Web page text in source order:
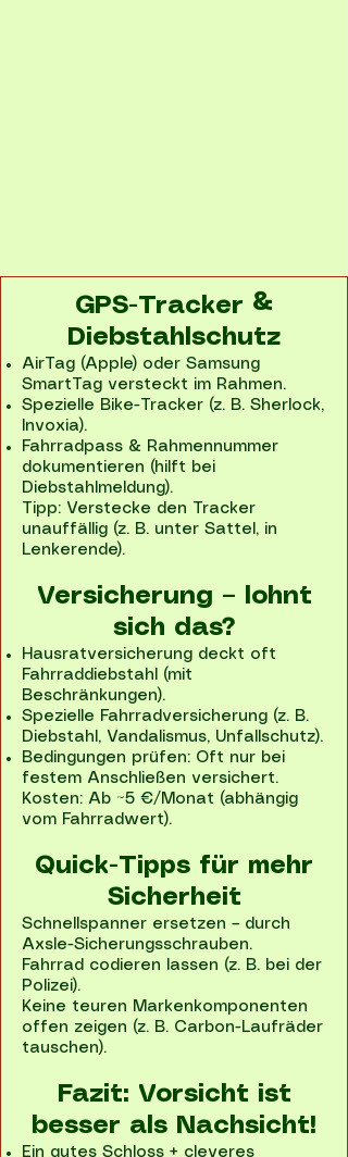
GPS-Tracker &
Diebstahlschutz
AirTag (Apple) oder Samsung
SmartTag versteckt im Rahmen.
Spezielle Bike-Tracker (z. B. Sherlock,
Invoxia).
Fahrradpass & Rahmennummer
dokumentieren (hilft bei
Diebstahlmeldung).
Tipp: Verstecke den Tracker
unauffällig (z. B. unter Sattel, in
Lenkerende).
Versicherung – lohnt
sich das?
Hausratversicherung deckt oft
Fahrraddiebstahl (mit
Beschränkungen).
Spezielle Fahrradversicherung (z. B.
Diebstahl, Vandalismus, Unfallschutz).
Bedingungen prüfen: Oft nur bei
festem Anschließen versichert.
Kosten: Ab ~5 €/Monat (abhängig
vom Fahrradwert).
Quick-Tipps für mehr
Sicherheit
Schnellspanner ersetzen – durch
Axsle-Sicherungsschrauben.
Fahrrad codieren lassen (z. B. bei der
Polizei).
Keine teuren Markenkomponenten
offen zeigen (z. B. Carbon-Laufräder
tauschen).
Fazit: Vorsicht ist
besser als Nachsicht!
Ein gutes Schloss + cleveres